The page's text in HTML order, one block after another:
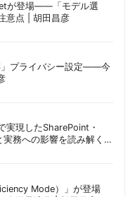
が登場——「モデル選
意点 | 胡田昌彦
」プライバシー設定——今
現したSharePoint・
務への影響を読み解く |
Mode）」が登場